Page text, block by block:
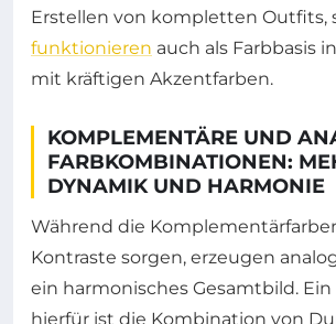
Erstellen von kompletten Outfits,
funktionieren auch als Farbbasis
mit kräftigen Akzentfarben.
KOMPLEMENTÄRE UND
FARBKOMBINATIONEN:
DYNAMIK UND HARMONIE
Während die
Kontraste sorgen, erzeugen
ein harmonisches Gesamtbild. Ein
hierfür ist die Kombination von